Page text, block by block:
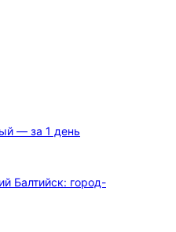
— за 1 день